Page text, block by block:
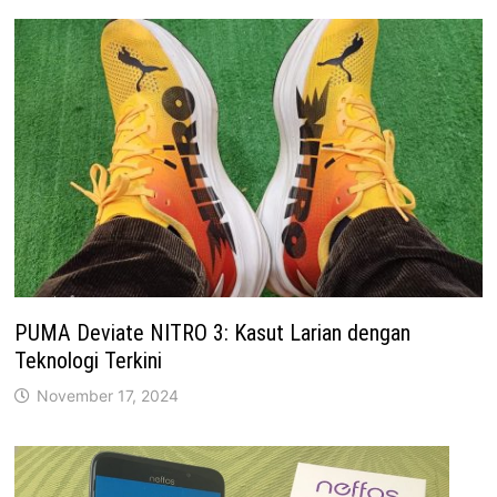
PUMA Deviate NITRO 3: Kasut Larian dengan
Teknologi Terkini
November 17, 2024